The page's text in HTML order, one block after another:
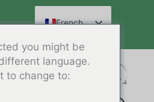
French
English
Spanish
Arabic
you might be
language.
to change to: